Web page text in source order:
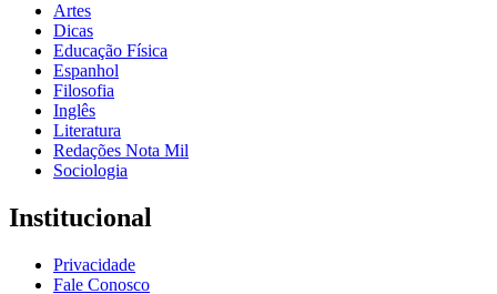
Artes
Dicas
Educação Física
Espanhol
Filosofia
Inglês
Literatura
Redações Nota Mil
Sociologia
Institucional
Privacidade
Fale Conosco